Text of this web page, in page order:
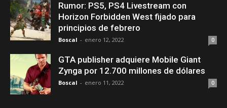
Rumor: PS5, PS4 Livestream con
Horizon Forbidden West fijado para
principios de febrero
Boscal - enero 12, 2022 0
GTA publisher adquiere Mobile Giant
Zynga por 12.700 millones de dólares
Boscal - enero 11, 2022 0